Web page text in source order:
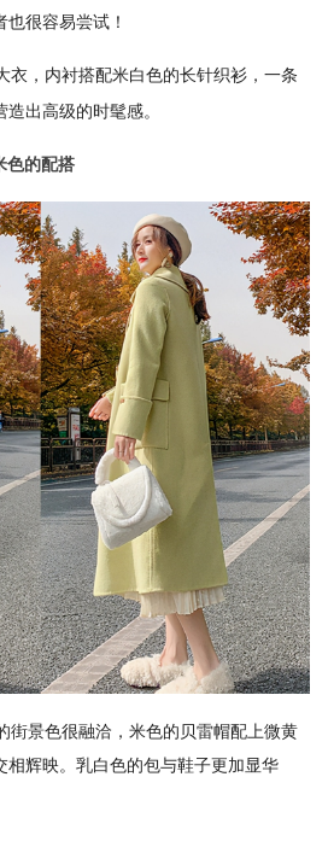
很容易尝试！
衣，内衬搭配米白色的长针织衫，一条
出高级的时髦感。
色的配搭
街景色很融洽，米色的贝雷帽配上微黄
相辉映。乳白色的包与鞋子更加显华